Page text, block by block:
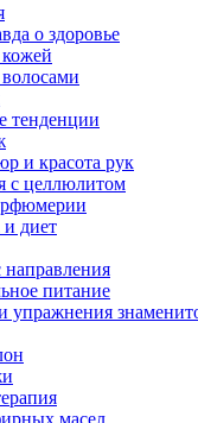
о здоровье
кожей
тенденции
и красота рук
с целлюлитом
диет
питание
упражнения
масел